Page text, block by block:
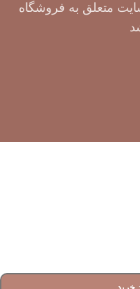
متعلق به فروشگاه